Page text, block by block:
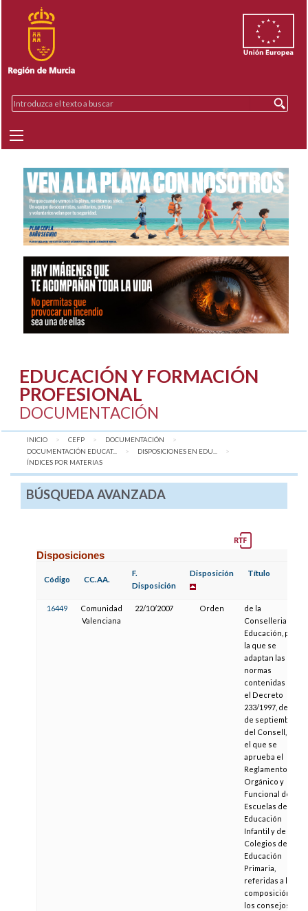
EDUCACIÓN Y FORMACIÓN
PROFESIONAL
DOCUMENTACIÓN
INICIO CEFP
DOCUMENTACIÓN
DOCUMENTACIÓN EDUCAT...
DISPOSICIONES EN EDU...
AQUÍ:
ÍNDICES POR MATERIAS
BÚSQUEDA AVANZADA
Disposiciones
Código CC.AA.
F.
Disposición
Disposición Título
16449
Comunidad
Valenciana
22/10/2007 Orden
de la
Conselleria de
Educación, por
la que se
adaptan las
normas
contenidas en
el Decreto
233/1997, de 2
de septiembre,
del Consell, por
el que se
aprueba el
Reglamento
Orgánico y
Funcional de las
Escuelas de
Educación
Infantil y de los
Colegios de
Educación
Primaria,
referidas a la
composición de
los consejos